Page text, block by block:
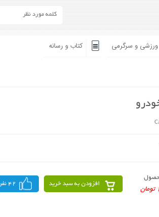
ورزشی و سرگرمی کتاب و رسانه
افزودن به سبد خرید 42 نفر